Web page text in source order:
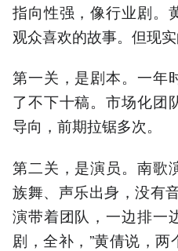
指向性强，像行业剧。
观众喜欢的故事。但现实
第一关，是剧本。一年
了不下十稿。市场化团
导向，前期拉锯多次。
第二关，是演员。南歌
族舞、声乐出身，没有
演带着团队，一边排一
剧，全补，”黄倩说，